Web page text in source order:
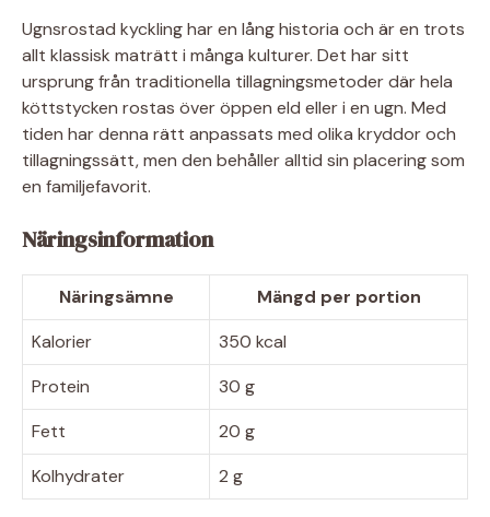
Ugnsrostad kyckling har en lång historia och är en trots
allt klassisk maträtt i många kulturer. Det har sitt
ursprung från traditionella tillagningsmetoder där hela
köttstycken rostas över öppen eld eller i en ugn. Med
tiden har denna rätt anpassats med olika kryddor och
tillagningssätt, men den behåller alltid sin placering som
en familjefavorit.
Näringsinformation
Näringsämne
Mängd per portion
Kalorier
350 kcal
Protein
30 g
Fett
20 g
Kolhydrater
2 g